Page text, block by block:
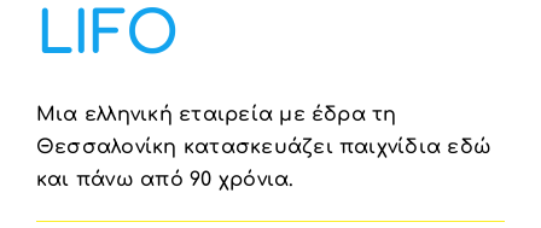
LIFO
Μια ελληνική εταιρεία με έδρα τη
Θεσσαλονίκη κατασκευάζει παιχνίδια εδώ
και πάνω από 90 χρόνια.